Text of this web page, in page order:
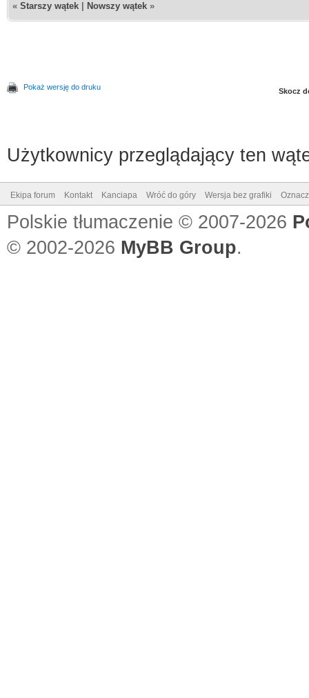
« Starszy wątek Nowszy wątek »
Pokaż wersję do druku Skocz
Użytkownicy przeglądający ten
Ekipa forum Kontakt Kanciapa Wróć do góry Wersja bez grafiki
Polskie tłumaczenie © 2007-2026
© 2002-2026 MyBB Group.